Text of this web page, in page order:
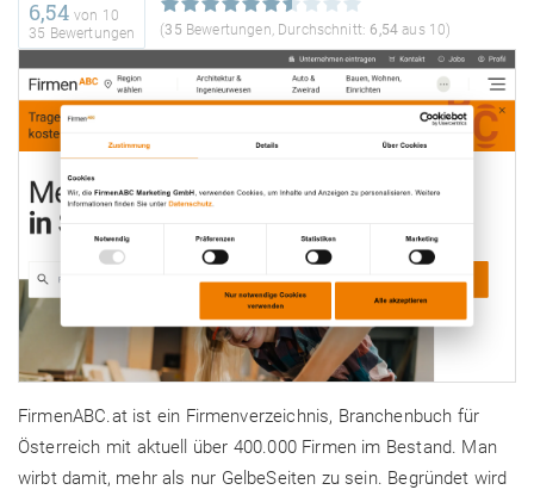
6,54 von 10
35 Bewertungen
(35 Bewertungen, Durchschnitt: 6,54aus 10)
FirmenABC.at ist ein Firmenverzeichnis, Branchenbuch für
Österreich mit aktuell über 400.000 Firmen im Bestand. Man
wirbt damit, mehr als nur GelbeSeiten zu sein. Begründet wird